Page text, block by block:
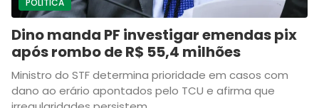
POLÍTICA
Dino manda PF investigar emendas pix
após rombo de R$ 55,4 milhões
Ministro do STF determina prioridade em casos com
dano ao erário apontados pelo TCU e afirma que